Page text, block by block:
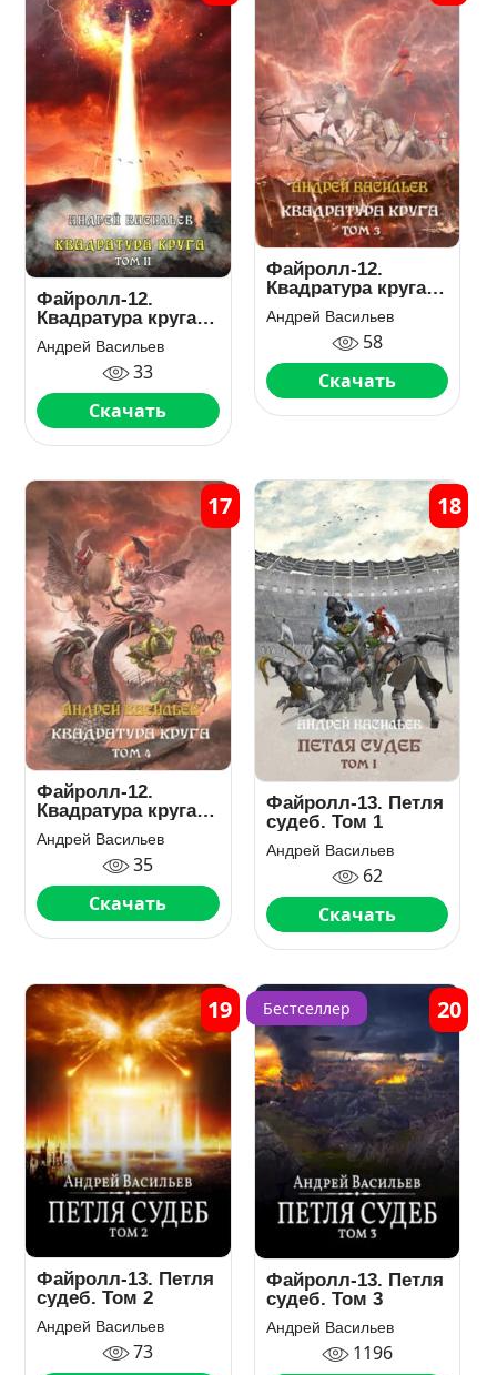
Файролл-12.
Квадратура круга.
Том 2
Андрей Васильев
33
Скачать
Файролл-12.
Квадратура круга.
Том 3
Андрей Васильев
58
Скачать
Файролл-12.
Квадратура круга.
Том 4
Андрей Васильев
35
Скачать
17
Файролл-13. Петля
судеб. Том 1
Андрей Васильев
62
Скачать
18
Файролл-13. Петля
судеб. Том 2
Андрей Васильев
73
19 Бестселлер
Файролл-13. Петля
судеб. Том 3
Андрей Васильев
1196
20